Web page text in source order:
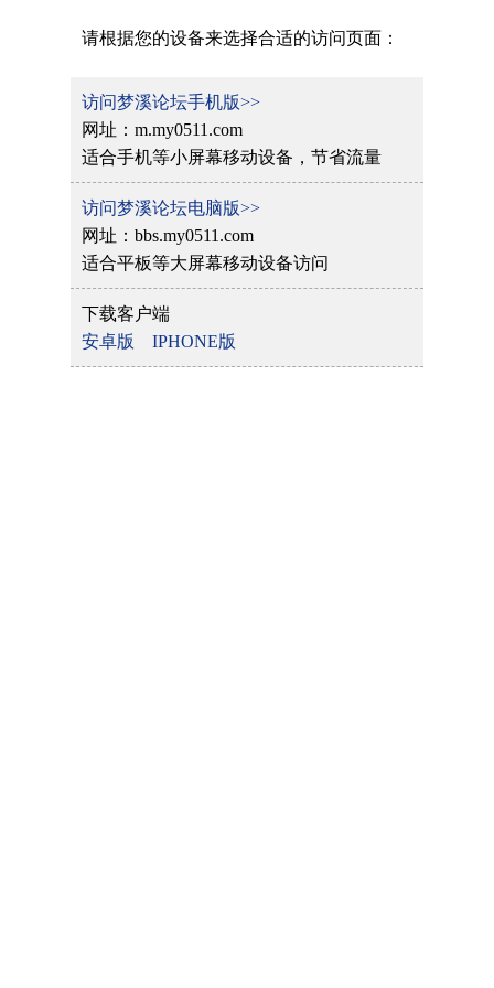
请根据您的设备来选择合适的访问页面：
访问梦溪论坛手机版>>
网址：m.my0511.com
适合手机等小屏幕移动设备，节省流量
访问梦溪论坛电脑版>>
网址：bbs.my0511.com
适合平板等大屏幕移动设备访问
下载客户端
安卓版
IPHONE版